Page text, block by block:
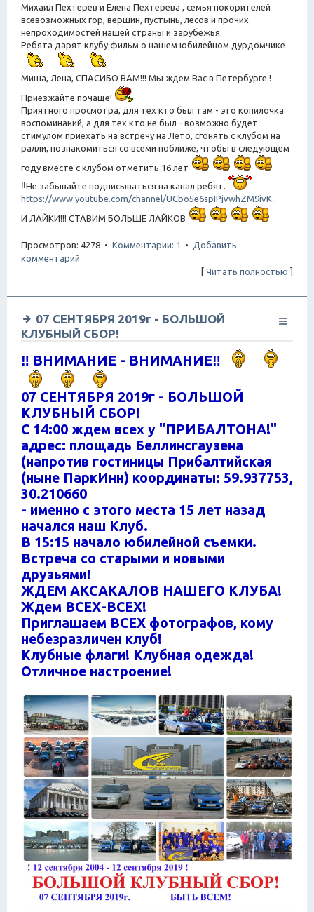
Михаил Пехтерев и Елена Пехтерева , семья покорителей
всевозможных гор, вершин, пустынь, лесов и прочих
непроходимостей нашей страны и зарубежья.
Ребята дарят клубу фильм о нашем юбилейном дурдомчике
Миша, Лена, СПАСИБО ВАМ!!! Мы ждем Вас в Петербурге !
Приезжайте почаще!
Приятного просмотра, для тех кто был там - это копилочка
воспоминаний, а для тех кто не был - возможно будет
стимулом приехать на встречу на Лето, сгонять с клубом на
ралли, познакомиться со всеми поближе, чтобы в следующем
году вместе с клубом отметить 16 лет
‼Не забывайте подписываться на канал ребят.
https://www.youtube.com/channel/UCbo5e6spIPjvwhZM9ivK.
И ЛАЙКИ!!! СТАВИМ БОЛЬШЕ ЛАЙКОВ
Просмотров: 4278 • Комментарии: 1 •
Добавить
комментарий
[ Читать полностью ]
07 СЕНТЯБРЯ 2019г - БОЛЬШОЙ
КЛУБНЫЙ СБОР!
‼ ВНИМАНИЕ - ВНИМАНИЕ‼
07 СЕНТЯБРЯ 2019г - БОЛЬШОЙ
КЛУБНЫЙ СБОР!
С 14:00 ждем всех у "ПРИБАЛТОНА!"
адрес: площадь Беллинсгаузена
(напротив гостиницы Прибалтийская
(ныне ПаркИнн) координаты: 59.937753,
30.210660
- именно с этого места 15 лет назад
начался наш Клуб.
В 15:15 начало юбилейной съемки.
Встреча со старыми и новыми
друзьями!
ЖДЕМ АКСАКАЛОВ НАШЕГО КЛУБА!
Ждем ВСЕХ-ВСЕХ!
Приглашаем ВСЕХ фотографов, кому
небезразличен клуб!
Клубные флаги! Клубная одежда!
Отличное настроение!